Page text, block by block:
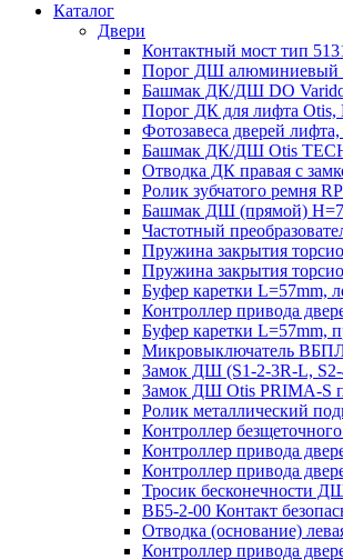
Каталог
Двери
Контактный мост тип
Порог ДШ алюминиевый
Башмак ДК/ДШ DO
Порог ДК для лифта Otis,
Фотозавеса дверей
Башмак ДК/ДШ Otis
Отводка ДК правая с
Ролик зубчатого ремня
Башмак ДШ (прямой)
Частотный
Пружина закрытия
Пружина закрытия
Буфер каретки
Контроллер привода
Буфер каретки
Микровыключатель
Замок ДШ (S1-2-3R-L,
Замок ДШ Otis PRIMA-S
Ролик металлический
Контроллер
Контроллер привода
Контроллер привода
Тросик бесконечности
ВБ5-2-00 Контакт
Отводка (основание)
Контроллер привода